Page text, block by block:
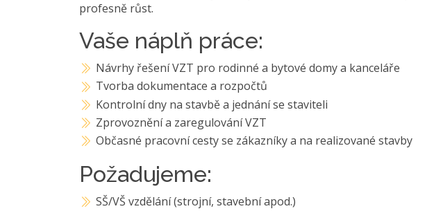
profesně růst.
Vaše náplň práce:
Návrhy řešení VZT pro rodinné a bytové domy a kanceláře
Tvorba dokumentace a rozpočtů
Kontrolní dny na stavbě a jednání se staviteli
Zprovoznění a zaregulování VZT
Občasné pracovní cesty se zákazníky a na realizované stavby
Požadujeme:
SŠ/VŠ vzdělání (strojní, stavební apod.)